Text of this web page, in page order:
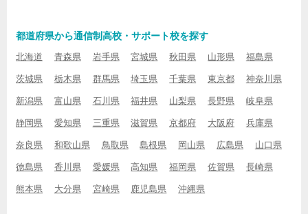
都道府県から通信制高校・サポート校を探す
北海道 青森県 岩手県 宮城県 秋田県 山形県 福島県
茨城県 栃木県 群馬県 埼玉県 千葉県 東京都 神奈川県
新潟県 富山県 石川県 福井県 山梨県 長野県 岐阜県
静岡県 愛知県 三重県 滋賀県 京都府 大阪府 兵庫県
奈良県 和歌山県 鳥取県 島根県 岡山県 広島県 山口県
徳島県 香川県 愛媛県 高知県 福岡県 佐賀県 長崎県
熊本県 大分県 宮崎県 鹿児島県 沖縄県